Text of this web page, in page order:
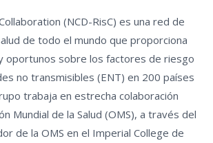
(NCD-RisC) es una red de
de todo el mundo que proporciona
oportunos sobre los factores de riesgo
no transmisibles (ENT) en 200 países
trabaja en estrecha colaboración
Mundial de la Salud (OMS), a través del
de la OMS en el Imperial College de